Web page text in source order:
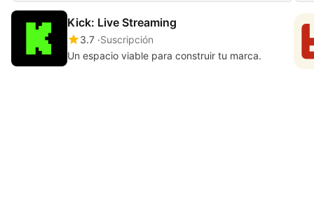
Kick: Live Streaming
3.7 Suscripción
Un espacio viable para construir tu marca.